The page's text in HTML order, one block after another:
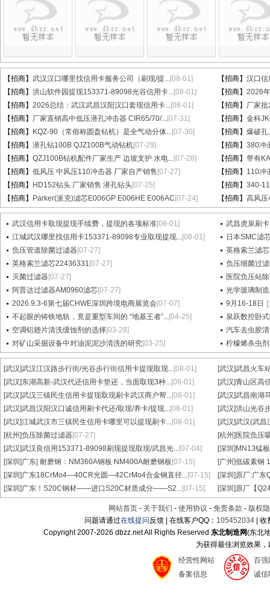
【招商】 武汉汉口哪里找信用卡服务公司（刷现/提...[08-01] 【招商】 汉口信
【招商】 洪山软件园提现153371-89098光谷信用卡...[08-01] 【招商】 2026
【招商】 2026总结：武汉武昌汉阳汉口套现信用卡...[08-01] 【招商】 厂家
【招商】 厂家直销高中低压潜孔冲击器 CIR65/70/...[07-31] 【招商】 金科
【招商】
KQZ-90（常俗称圆盘钻机）是全气动分体...[07-30] 【招商】 爆破孔
【招商】 潜孔钻100B QJZ100B气动钻机[07-29] 【招商】 380冲
【招商】 QZJ100B钻机配件厂家生产 边坡支护 水电...[07-28] 【招商】 带有
【招商】 低风压 中风压110冲击器 厂家自产销售 [07-27] 【招商】 110冲
【招商】
HD152钻头 厂家销售 潜孔钻头[07-25] 【招商】 340-
【招商】
Parker(派克)滤芯E006GP E006HE E006AC [07-24] 【招商】 高风压
武汉信用卡取现提现手续费，提现的各项标准[08-01]
武昌虎泉刷
江城武汉哪里找信用卡153371-89098专业取现提现...[08-01]
日本SMC滤
负压管道除菌过滤器[07-27]
英格索兰滤
英格索兰滤芯22436331 [07-27]
负压细菌过
灭菌过滤器[07-27]
医院负压站
阿普达过滤器AM0960滤芯[07-27]
光学玻璃制
2026.9.3-6第七届CHWE深圳跨境电商展览会[07-07]
9月16-18日
不起眼的铸铁地轨，竟是重型车间的 “地基王者”...[04-25]
泉跃数控卧
空调铝翅片清洗缓蚀剂的选择[03-28]
汽车去虫胶
对矿山采掘设备中对油泥泥沙清洗的研究[03-25] 柠檬烯杀虫
[武汉]武汉江汉路步行街/光谷步行街信用卡提现取现...[08-01] [武汉]武昌火车
[武汉]东湖高新-武汉代还信用卡垫还，当面取现3种...[08-01] [武汉]青山区高
[武汉]武汉三镇民生信用卡提现取现刷卡武汉商户帮...[08-01] [武汉]武昌南湖
[武汉]武昌汉阳汉口诚信用刷卡代还/取现/养卡/提现...[08-01] [武汉]洪山光谷
[武汉]江城武汉市三镇民生信用卡哪里可以提现刷卡...[08-01] [武汉]武汉(武昌
[杭州]负压除菌过滤器[07-27] [杭州] 医院负压
[武汉]武汉良信用153371-89098刷现提现取现/武昌光...[07-04] [深圳] MN13锰
[深圳]广东| 耐磨钢：NM360A钢板 NM400A耐磨钢板 [07-15] [广州]低碳素钢
[深圳]广东18CrMo4—40CR光圆—42CrMo4合金钢直径...[07-15] [深圳]原厂:广东
[深圳]广东！S20C钢材——进口S20C材质成分——S2...[07-15] [深圳]原厂【
网站首页 - 关于我们 - 使用协议 - 免责条款 - 版权
问题请通过在线提问反馈 | 在线客户QQ： 105452034 |
Copyright 2007-2026 dbzz.net All Rights Reserved东北制造网(东北
为获得最佳浏览效果
经营性网站
备案信息
百强
诚信